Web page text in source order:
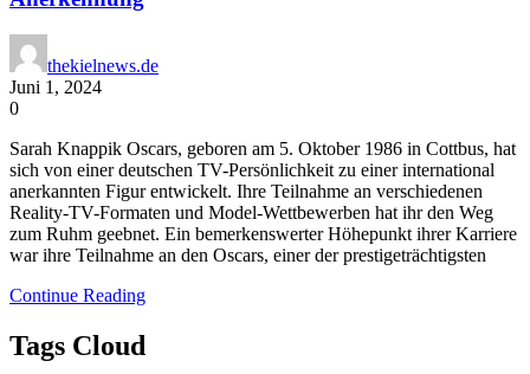
thekielnews.de
Juni 1, 2024
0
Sarah Knappik Oscars, geboren am 5. Oktober 1986 in Cottbus, hat
sich von einer deutschen TV-Persönlichkeit zu einer international
anerkannten Figur entwickelt. Ihre Teilnahme an verschiedenen
Reality-TV-Formaten und Model-Wettbewerben hat ihr den Weg
zum Ruhm geebnet. Ein bemerkenswerter Höhepunkt ihrer Karriere
war ihre Teilnahme an den Oscars, einer der prestigeträchtigsten
Continue Reading
Tags Cloud